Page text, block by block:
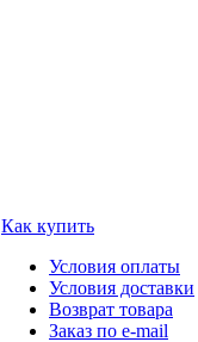
Как купить
Условия оплаты
Условия доставки
Возврат товара
Заказ по e-mail